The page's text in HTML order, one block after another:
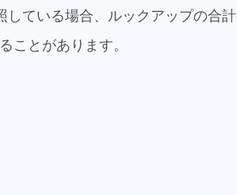
ている場合、ルックアップの合計
ことがあります。